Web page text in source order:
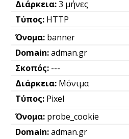
3 μήνες
HTTP
banner
adman.gr
---
Μόνιμα
Pixel
probe_cookie
adman.gr